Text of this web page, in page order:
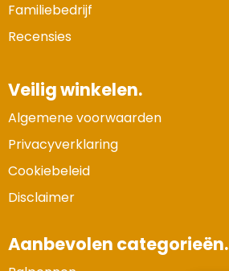
Familiebedrijf
Recensies
Veilig winkelen.
Algemene voorwaarden
Privacyverklaring
Cookiebeleid
Disclaimer
Aanbevolen categorieën.